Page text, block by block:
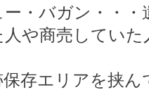
ー・バガン・・
人や商売してい
保存エリアを挟